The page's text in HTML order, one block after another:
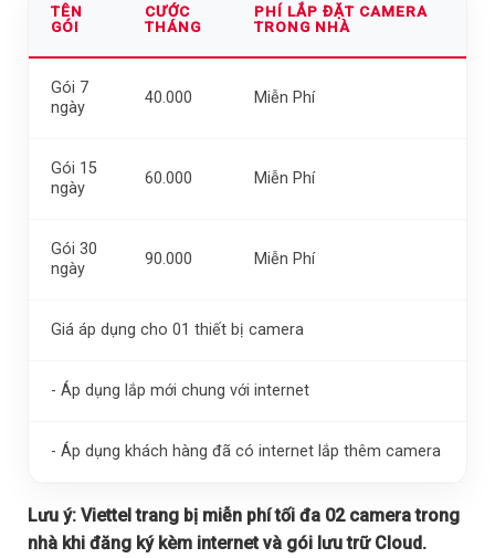
TÊN
GÓI
CƯỚC
THÁNG
PHÍ LẮP ĐẶT CAMERA
TRONG NHÀ
Gói 7
ngày
40.000 Miễn Phí
Gói 15
ngày
60.000 Miễn Phí
Gói 30
ngày
90.000 Miễn Phí
Giá áp dụng cho 01 thiết bị camera
- Áp dụng lắp mới chung với internet
- Áp dụng khách hàng đã có internet lắp thêm camera
Lưu ý: Viettel trang bị miễn phí tối đa 02 camera trong
nhà khi đăng ký kèm internet và gói lưu trữ Cloud.